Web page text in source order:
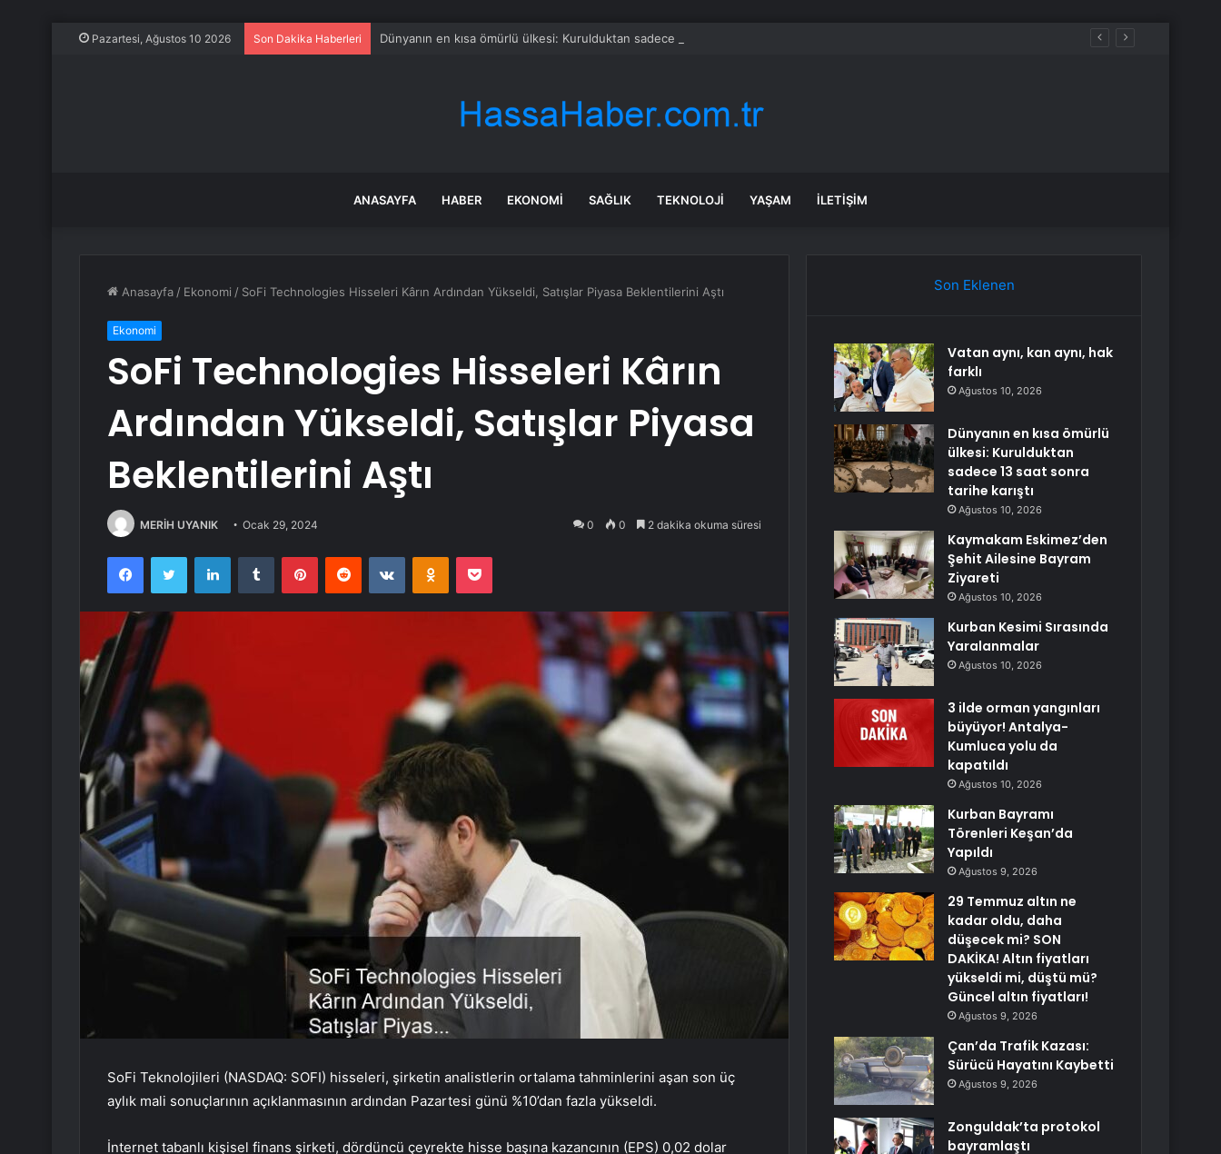
Pazartesi, Ağustos 10 2026 Son Dakika Haberleri Dünyanın en kısa ömürlü ülkesi: Kurulduktan sadece 13 saat sonra tarihe karıştı
ANASAYFA HABER EKONOMI SAĞLIK TEKNOLOJI YAŞAM İLETIŞIM
Anasayfa / Ekonomi / SoFi Technologies Hisseleri Kârın Ardından Yükseldi, Satışlar Piyasa Beklentilerini Aştı
Ekonomi
SoFi Technologies Hisseleri Kârın
Ardından Yükseldi, Satışlar Piyasa
Beklentilerini Aştı
MERİH UYANIK Ocak 29, 2024 0 0 2 dakika okuma süresi
FacebookTwitter LinkedInTumblr PinterestReddit VKontakteOdnoklassniki
Pocket
SoFi Teknolojileri (NASDAQ: SOFI) hisseleri, şirketin analistlerin ortalama tahminlerini aşan son üç
aylık mali sonuçlarının açıklanmasının ardından Pazartesi günü %10’dan fazla yükseldi.
İnternet tabanlı kişisel finans şirketi, dördüncü çeyrekte hisse başına kazancının (EPS) 0,02 dolar
Son Eklenen
Vatan aynı, kan aynı, hak
farklı
Ağustos 10, 2026
Dünyanın en kısa ömürlü
ülkesi: Kurulduktan
sadece 13 saat sonra
tarihe karıştı
Ağustos 10, 2026
Kaymakam Eskimez’den
Şehit Ailesine Bayram
Ziyareti
Ağustos 10, 2026
Kurban Kesimi Sırasında
Yaralanmalar
Ağustos 10, 2026
3 ilde orman yangınları
büyüyor! Antalya-
Kumluca yolu da
kapatıldı
Ağustos 10, 2026
Kurban Bayramı
Törenleri Keşan’da
Yapıldı
Ağustos 9, 2026
29 Temmuz altın ne
kadar oldu, daha
düşecek mi? SON
DAKİKA! Altın fiyatları
yükseldi mi, düştü mü?
Güncel altın fiyatları!
Ağustos 9, 2026
Çan’da Trafik Kazası:
Sürücü Hayatını Kaybetti
Ağustos 9, 2026
Zonguldak’ta protokol
bayramlaştı